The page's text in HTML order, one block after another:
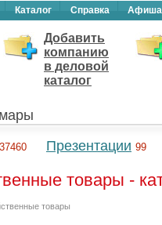
Каталог Справка Афиша
Добавить
компанию
в деловой
каталог
37460 Презентации 99
товары -
товары